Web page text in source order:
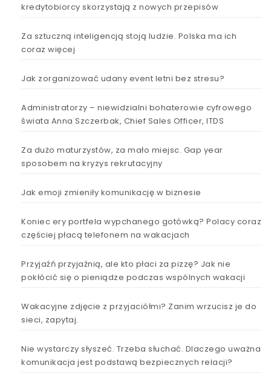
kredytobiorcy skorzystają z nowych przepisów
Za sztuczną inteligencją stoją ludzie. Polska ma ich
coraz więcej
Jak zorganizować udany event letni bez stresu?
Administratorzy – niewidzialni bohaterowie cyfrowego
świata Anna Szczerbak, Chief Sales Officer, ITDS
Za dużo maturzystów, za mało miejsc. Gap year
sposobem na kryzys rekrutacyjny
Jak emoji zmieniły komunikację w biznesie
Koniec ery portfela wypchanego gotówką? Polacy coraz
częściej płacą telefonem na wakacjach
Przyjaźń przyjaźnią, ale kto płaci za pizzę? Jak nie
pokłócić się o pieniądze podczas wspólnych wakacji
Wakacyjne zdjęcie z przyjaciółmi? Zanim wrzucisz je do
sieci, zapytaj.
Nie wystarczy słyszeć. Trzeba słuchać. Dlaczego uważna
komunikacja jest podstawą bezpiecznych relacji?